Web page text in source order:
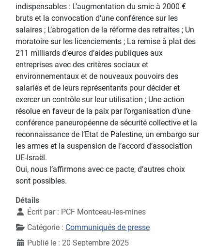
indispensables : L’augmentation du smic à 2000 €
bruts et la convocation d’une conférence sur les
salaires ; L’abrogation de la réforme des retraites ; Un
moratoire sur les licenciements ; La remise à plat des
211 milliards d’euros d’aides publiques aux
entreprises avec des critères sociaux et
environnementaux et de nouveaux pouvoirs des
salariés et de leurs représentants pour décider et
exercer un contrôle sur leur utilisation ; Une action
résolue en faveur de la paix par l’organisation d’une
conférence paneuropéenne de sécurité collective et la
reconnaissance de l’Etat de Palestine, un embargo sur
les armes et la suspension de l’accord d’association
UE-Israël.
Oui, nous l’affirmons avec ce pacte, d’autres choix
sont possibles.
Détails
Écrit par : PCF Montceau-les-mines
Catégorie : Communiqués de presse
Publié le : 20 Septembre 2025